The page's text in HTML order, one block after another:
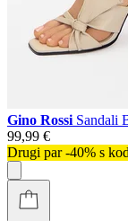
Gino Rossi Sandali
99,99 €
Drugi par -40% s